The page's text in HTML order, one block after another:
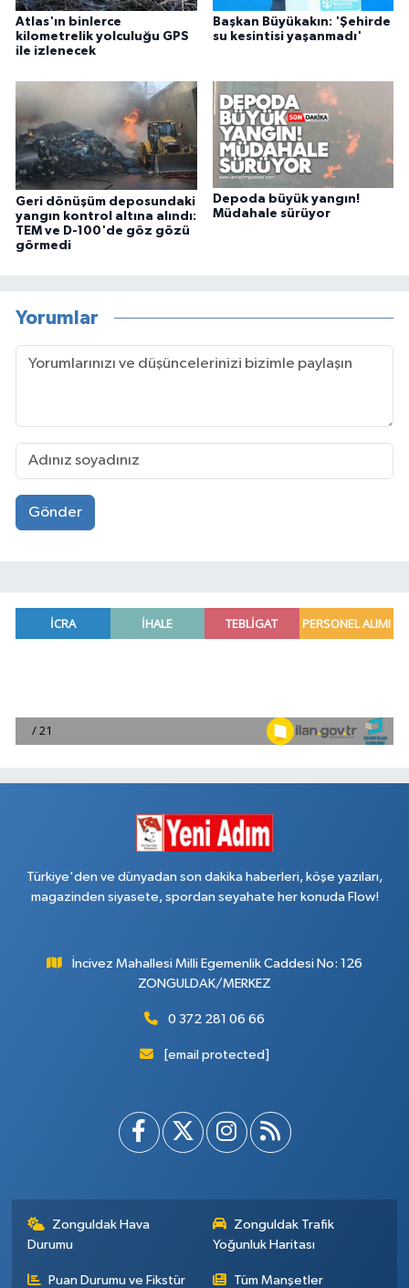
Atlas'ın binlerce
kilometrelik yolculuğu GPS
ile izlenecek
Başkan Büyükakın: 'Şehirde
su kesintisi yaşanmadı'
Geri dönüşüm deposundaki
yangın kontrol altına alındı:
TEM ve D-100'de göz gözü
görmedi
Depoda büyük yangın!
Müdahale sürüyor
Yorumlar
Gönder
Türkiye'den ve dünyadan son dakika haberleri, köşe yazıları,
magazinden siyasete, spordan seyahate her konuda Flow!
İncivez Mahallesi Milli Egemenlik Caddesi No: 126
ZONGULDAK/MERKEZ
0 372 281 06 66
[email protected]
Zonguldak Hava
Durumu
Zonguldak Trafik
Yoğunluk Haritası
Puan Durumu ve Fikstür Tüm Manşetler